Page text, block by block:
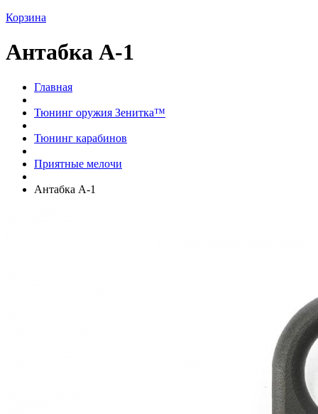
Корзина
Антабка А-1
Главная
Тюнинг оружия Зенитка™
Тюнинг карабинов
Приятные мелочи
Антабка А-1